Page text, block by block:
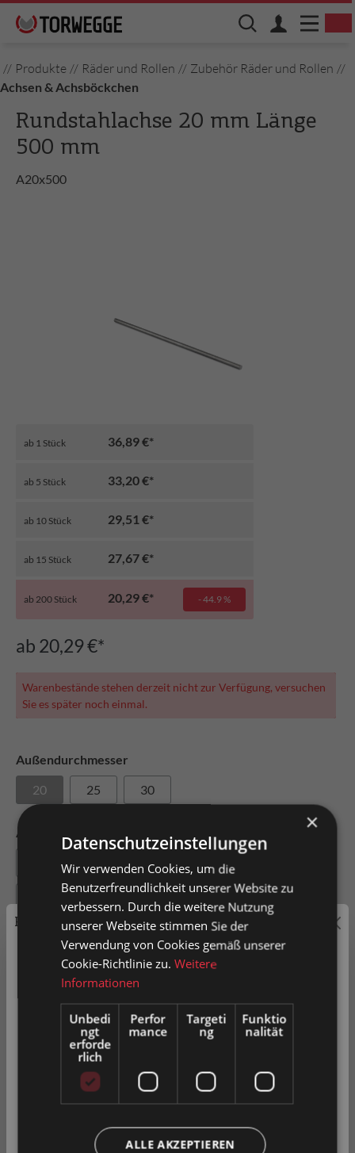
// Produkte // Räder und Rollen // Zubehör Räder und Rollen //
Achsen & Achsböckchen
Rundstahlachse 20 mm Länge
500 mm
A20x500
ab 20,29 €*
Warenbestände stehen derzeit nicht zur Verfügung, versuchen
Sie es später noch einmal.
Außendurchmesser
20
25 30
Achslänge
800
1200 1300
Achsmaterial
ab 1 Stück 36,89 €*
ab 5 Stück 33,20 €*
ab 10 Stück 29,51 €*
ab 15 Stück 27,67 €*
ab 200 Stück 20,29 €* - 44.9 %
Preisauszeichnung
Privatkunden können Preise mit MwSt. (brutto) und
Geschäftskunden Preise ohne MwSt. (netto) angezeigt
werden.
Bitte wählen Sie Ihre bevorzugte Einstellung:
Privatkunde
Geschäftskunde( exkl. MwSt. )
×
Datenschutzeinstellungen
Wir verwenden Cookies, um die
Benutzerfreundlichkeit unserer Website zu
verbessern. Durch die weitere Nutzung
unserer Webseite stimmen Sie der
Verwendung von Cookies gemäß unserer
Cookie-Richtlinie zu.Weitere
Informationen
Unbedi
ngt
erforde
rlich
Perfor
mance
Targeti
ng
Funktio
nalität
ALLE AKZEPTIEREN